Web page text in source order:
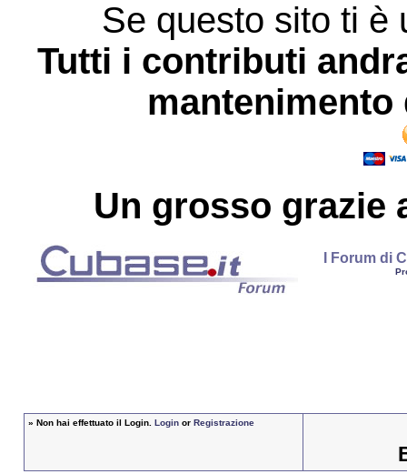
Se questo sito ti è
Tutti i contributi
Un grosso grazie
I Forum di
» Non hai effettuato il Login. Loginor Registrazione